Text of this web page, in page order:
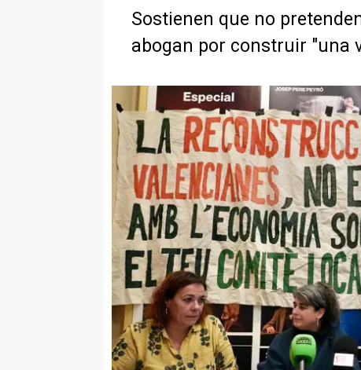
Sostienen que no
abogan por construir "una